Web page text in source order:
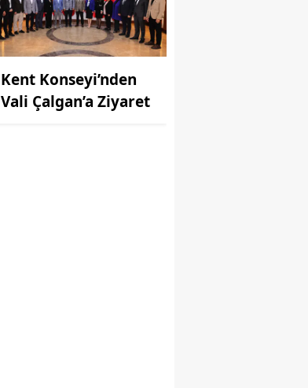
Kent Konseyi’nden
Vali Çalgan’a Ziyaret